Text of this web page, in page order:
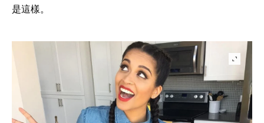
是這樣。